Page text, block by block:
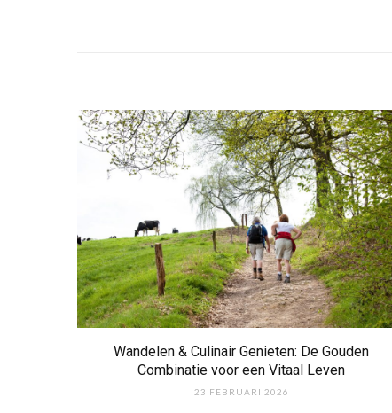
Wandelen & Culinair Genieten: De Gouden
Combinatie voor een Vitaal Leven
23 FEBRUARI 2026